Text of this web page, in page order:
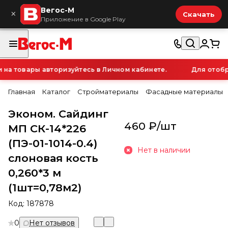
× Вегос-М
Приложение в Google Play
Скачать
авторизуйтесь в Личном кабинете. Для
Главная Каталог Стройматериалы Фасадные материалы
Эконом. Сайдинг
МП СК-14*226
(ПЭ-01-1014-0.4)
слоновая кость
0,260*3 м
(1шт=0,78м2)
Код: 187878
0 Нет отзывов
460 ₽/шт
Нет в наличии